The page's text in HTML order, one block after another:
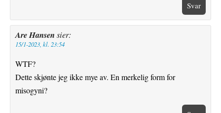
Svar
Are Hansen sier:
15/1-2023, kl. 23:54
WTF?
Dette skjønte jeg ikke mye av. En merkelig form for
misogyni?